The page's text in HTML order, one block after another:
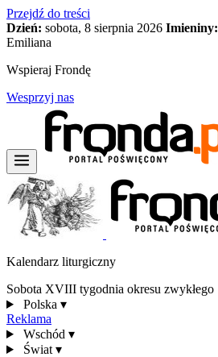
Przejdź do treści
Dzień: sobota, 8 sierpnia 2026 Imieniny:
Emiliana
Wspieraj Frondę
Wesprzyj nas
Kalendarz liturgiczny
Sobota XVIII tygodnia okresu zwykłego
Polska ▾
Reklama
Wschód ▾
Świat ▾